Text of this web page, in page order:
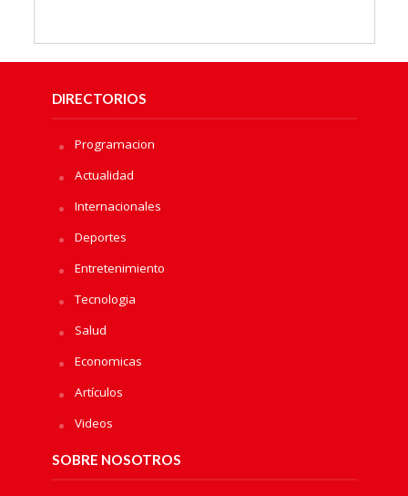
DIRECTORIOS
Programacion
Actualidad
Internacionales
Deportes
Entretenimiento
Tecnologia
Salud
Economicas
Artículos
Videos
SOBRE NOSOTROS